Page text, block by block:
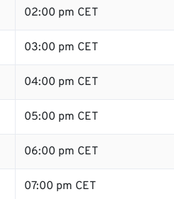
02:00 pm CET
03:00 pm CET
04:00 pm CET
05:00 pm CET
06:00 pm CET
07:00 pm CET